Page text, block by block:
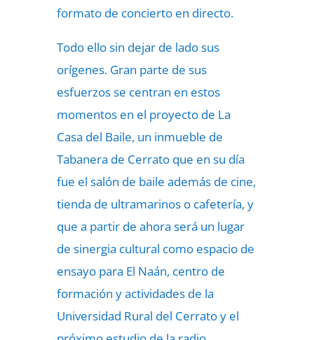
formato de concierto en directo.
Todo ello sin dejar de lado sus
orígenes. Gran parte de sus
esfuerzos se centran en estos
momentos en el proyecto de La
Casa del Baile, un inmueble de
Tabanera de Cerrato que en su día
fue el salón de baile además de cine,
tienda de ultramarinos o cafetería, y
que a partir de ahora será un lugar
de sinergia cultural como espacio de
ensayo para El Naán, centro de
formación y actividades de la
Universidad Rural del Cerrato y el